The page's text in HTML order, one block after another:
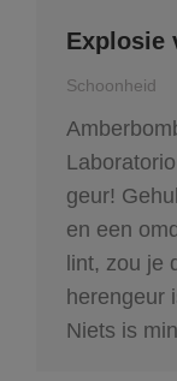
Explosie
Schoonheid
geur!
en een
lint, zou je
herengeur
Niets is